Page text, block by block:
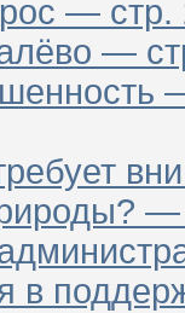
— стр.
—
—
в